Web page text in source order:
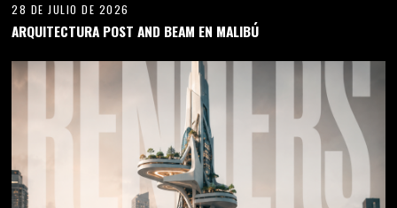
28 DE JULIO DE 2026
ARQUITECTURA POST AND BEAM EN MALIBÚ